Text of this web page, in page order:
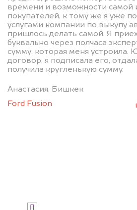
времени и возможности самой
покупателей, к тому же я уже
услугами компании по выкупу
пришлось делать самой. Я
буквально через полчаса
сумму, которая меня устроила.
договор, я подписала его,
получила кругленькую сумму.
Анастасия, Бишкек
Ford Fusion
Позвоните
(505) 01-
Мы
рассчитаем
Rover